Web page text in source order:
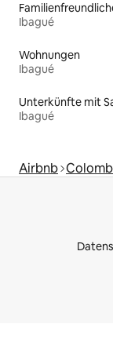
Ibagué
Wohnungen
Ibagué
Unterkünfte mit
Ibagué
Airbnb